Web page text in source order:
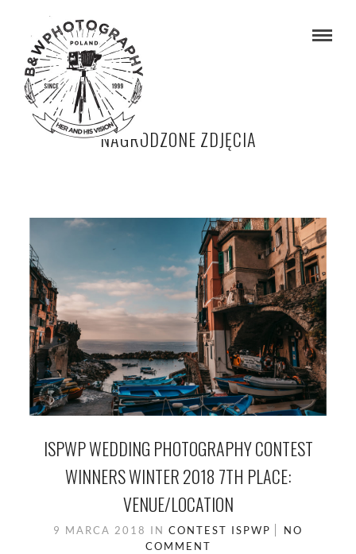
NAGRODZONE ZDJĘCIA
ISPWP WEDDING PHOTOGRAPHY CONTEST
WINNERS WINTER 2018 7TH PLACE:
VENUE/LOCATION
9 MARCA 2018 IN CONTEST ISPWP
NO
COMMENT